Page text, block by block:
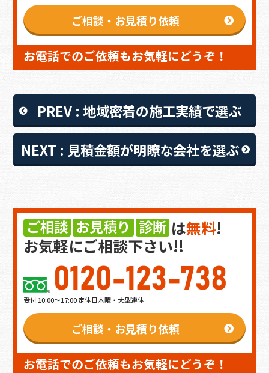
ご相談・お見積り依頼
お電話でのご依頼もお気軽にどうぞ！
PREV : 地域密着の施工実績で選ぶ
NEXT : 見積金額が明瞭な会社を選ぶ
ご相談 お見積り 診断 は無料!
お気軽にご相談下さい!!
0120-123-738
受付 10:00～17:00 定休日木曜・大型連休
ご相談・お見積り依頼
お電話でのご依頼もお気軽にどうぞ！